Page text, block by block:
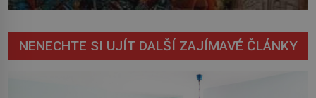
NENECHTE SI UJÍT DALŠÍ ZAJÍMAVÉ ČLÁNKY